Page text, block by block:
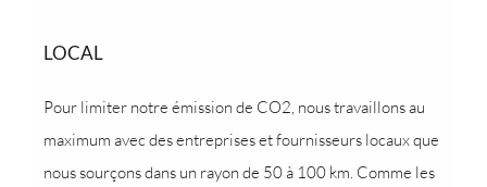
LOCAL
Pour limiter notre émission de CO2, nous travaillons au
maximum avec des entreprises et fournisseurs locaux que
nous sourçons dans un rayon de 50 à 100 km. Comme les